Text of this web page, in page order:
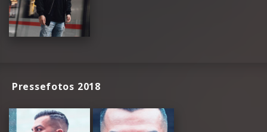
Pressefotos 2018